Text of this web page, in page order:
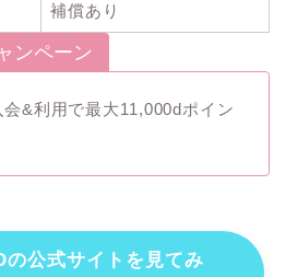
補償あり
ンペーン
&利用で最大11,000dポイン
公式サイトを見てみ